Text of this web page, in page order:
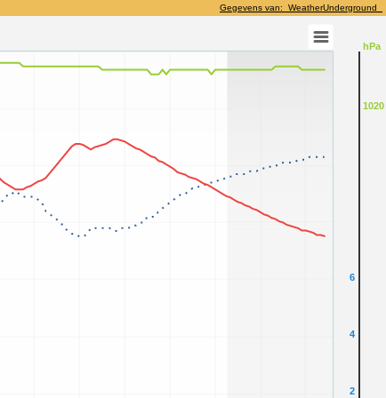
Gegevens van: WeatherUnderground
hPa
2
4
6
1020